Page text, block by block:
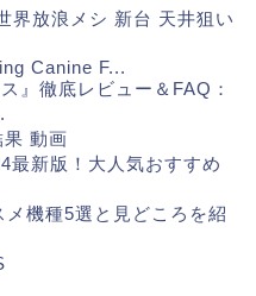
界放浪メシ 新台 天井狙い
Canine F...
』徹底レビュー＆FAQ：
動画
最新版！大人気おすすめ
機種5選と見どころを紹